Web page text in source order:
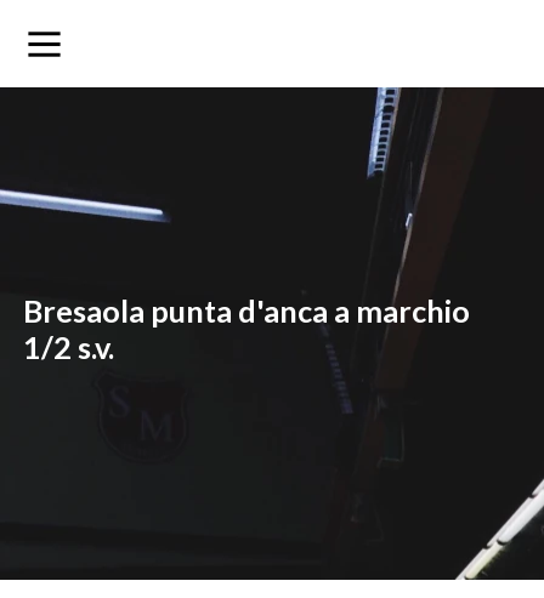
bresaola punta d'anca a marchio
1/2 s.v.